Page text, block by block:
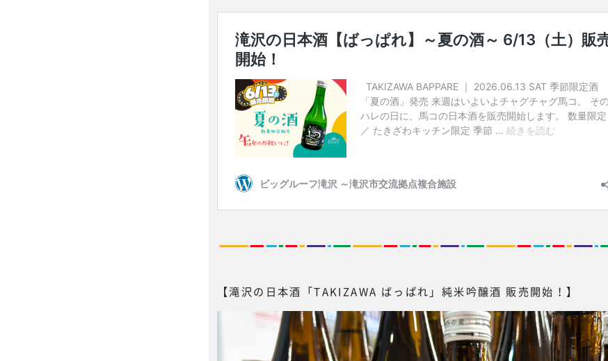
【滝沢の日本酒「TAKIZAWA ばっぱれ」純米吟醸酒 販売開始！】